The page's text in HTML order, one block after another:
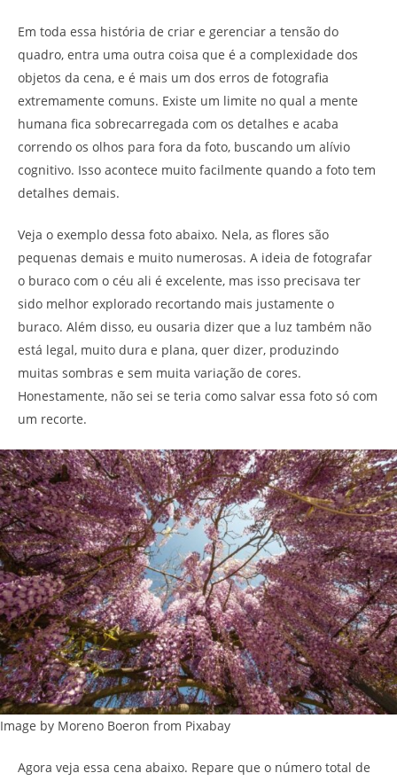
Em toda essa história de criar e gerenciar a tensão do
quadro, entra uma outra coisa que é a complexidade dos
objetos da cena, e é mais um dos erros de fotografia
extremamente comuns. Existe um limite no qual a mente
humana fica sobrecarregada com os detalhes e acaba
correndo os olhos para fora da foto, buscando um alívio
cognitivo. Isso acontece muito facilmente quando a foto tem
detalhes demais.
Veja o exemplo dessa foto abaixo. Nela, as flores são
pequenas demais e muito numerosas. A ideia de fotografar
o buraco com o céu ali é excelente, mas isso precisava ter
sido melhor explorado recortando mais justamente o
buraco. Além disso, eu ousaria dizer que a luz também não
está legal, muito dura e plana, quer dizer, produzindo
muitas sombras e sem muita variação de cores.
Honestamente, não sei se teria como salvar essa foto só com
um recorte.
Image by Moreno Boeron from Pixabay
Agora veja essa cena abaixo. Repare que o número total de